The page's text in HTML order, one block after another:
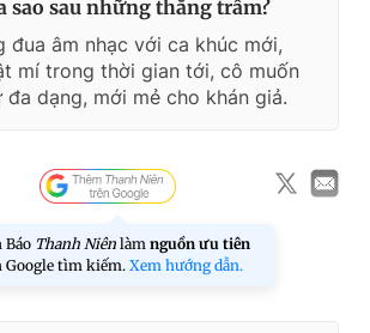
sao sau những thăng trầm?
đua âm nhạc với ca khúc mới,
mí trong thời gian tới, cô muốn
đa dạng, mới mẻ cho khán giả.
Báo Thanh Niên làm nguồn ưu tiên
Google tìm kiếm. Xem hướng dẫn.